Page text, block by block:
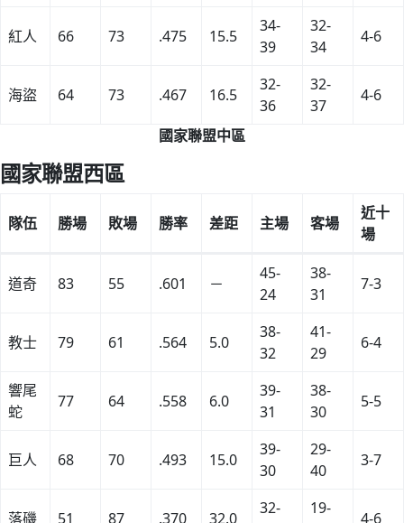
紅人 66 73 .475 15.5
34-
39
32-
34
4-6
海盜 64 73 .467 16.5
32-
36
32-
37
4-6
國家聯盟中區
國家聯盟西區
隊伍 勝場 敗場 勝率 差距 主場 客場
近十
場
道奇 83 55 .601 －
45-
24
38-
31
7-3
教士 79 61 .564 5.0
38-
32
41-
29
6-4
響尾
蛇
77 64 .558 6.0
39-
31
38-
30
5-5
巨人 68 70 .493 15.0
39-
30
29-
40
3-7
落磯 51 87 .370 32.0
32-
19-
4-6